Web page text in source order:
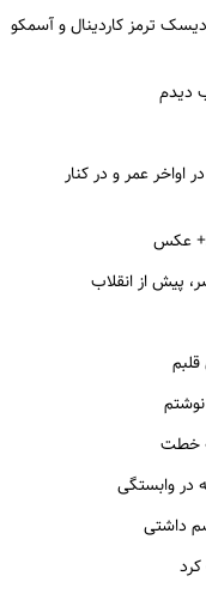
ترمز کاردینال و آسمکو
دیدم
اواخر عمر و در کنار
عکس
پیش از انقلاب
خطت
در وابستگی
داشتی